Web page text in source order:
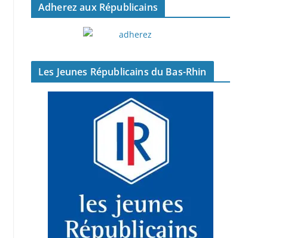
Adherez aux Républicains
Les Jeunes Républicains du Bas-Rhin